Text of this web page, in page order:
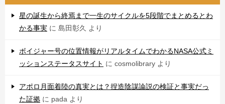
星の誕生から終焉まで一生のサイクルを5段階でまとめるとわ
かる事実 に 島田彰久 より
ボイジャー号の位置情報がリアルタイムでわかるNASA公式ミ
ッションステータスサイト に cosmolibrary より
アポロ月面着陸の真実とは？捏造陰謀論説の検証と事実だっ
た証拠 に pada より